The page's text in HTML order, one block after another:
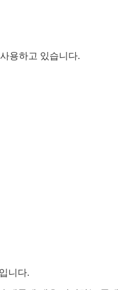
용하고 있습니다.
니다.